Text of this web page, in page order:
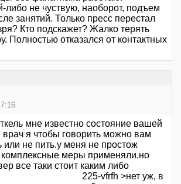
либо не чуствую, наоборот, подъем
занятий. Только пресс перестал
Кто подскажет? Жалко терять
Полностью отказался от контактных
мне известно состояние вашей
врач я чтобы говорить можно вам
или не пить.у меня не простож
комплексные меры применяли.но
все таки стоит каким либо
225-vfrfh >нет уж, в